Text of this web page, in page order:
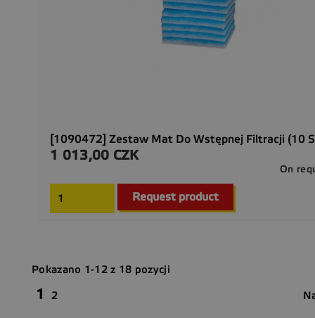
[1090472] Zestaw Mat Do Wstępnej Filtracji (10
Cena
1 013,00 CZK
On
Request product
Pokazano 1-12 z 18 pozycji
1 2